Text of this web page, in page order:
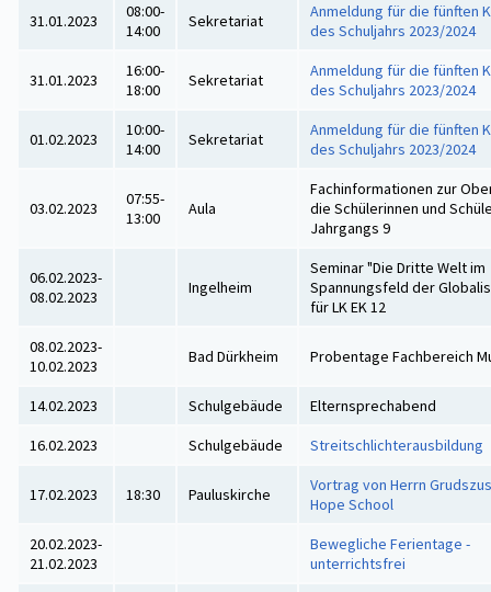
31.01.2023
08:00-
14:00
Sekretariat
Anmeldung für die fünften
des Schuljahrs 2023/2024
31.01.2023
16:00-
18:00
Sekretariat
Anmeldung für die fünften
des Schuljahrs 2023/2024
01.02.2023
10:00-
14:00
Sekretariat
Anmeldung für die fünften
des Schuljahrs 2023/2024
03.02.2023
07:55-
13:00
Aula
Fachinformationen zur
die Schülerinnen und
Jahrgangs 9
06.02.2023-
08.02.2023
Ingelheim
Seminar "Die Dritte Welt im
Spannungsfeld der
für LK EK 12
08.02.2023-
10.02.2023
Bad Dürkheim Probentage Fachbereich
14.02.2023 Schulgebäude
Elternsprechabend
16.02.2023
Schulgebäude Streitschlichterausbildung
17.02.2023 18:30 Pauluskirche
Vortrag von Herrn
Hope School
20.02.2023-
21.02.2023
Bewegliche Ferientage -
unterrichtsfrei